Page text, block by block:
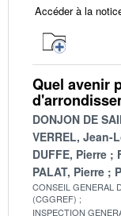
Accéder à la
Quel avenir
DONJON DE
VERREL, Jean-
DUFFE, Pierre
PALAT, Pierre
CONSEIL GENERAL
(CGGREF)
INSPECTION